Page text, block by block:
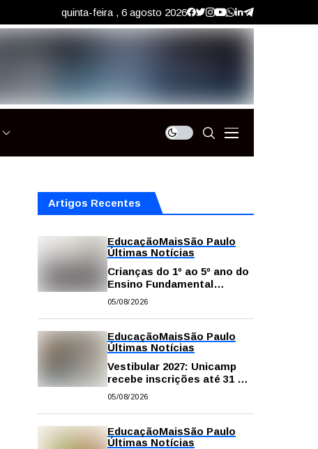
quinta-feira , 6 agosto 2026
Artigos Recentes
EducaçãoMaisSão Paulo
Últimas Notícias
Crianças do 1º ao 5º ano do
Ensino Fundamental
contam com plataformas
na escola e em casa
05/08/2026
EducaçãoMaisSão Paulo
Últimas Notícias
Vestibular 2027: Unicamp
recebe inscrições até 31 de
agosto
05/08/2026
EducaçãoMaisSão Paulo
Últimas Notícias